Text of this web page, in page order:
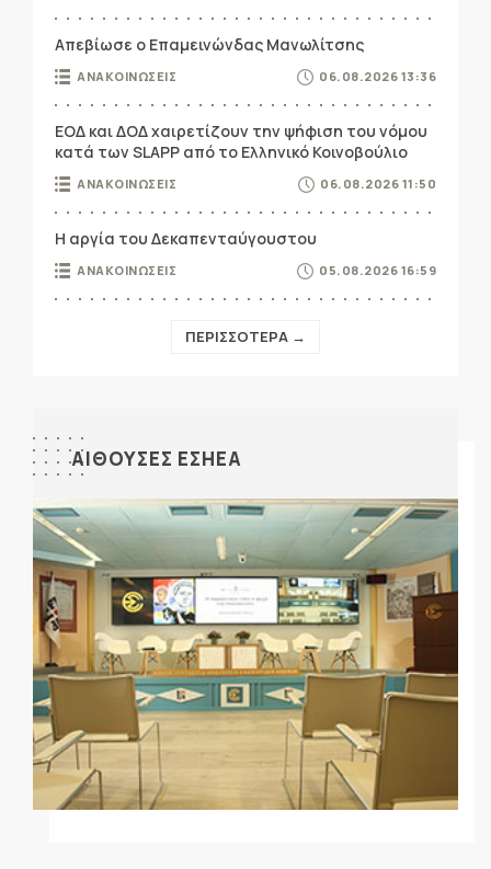
Απεβίωσε ο Επαμεινώνδας Μανωλίτσης
ΑΝΑΚΟΙΝΩΣΕΙΣ 06.08.2026 13:36
ΕΟΔ και ΔΟΔ χαιρετίζουν την ψήφιση του νόμου
κατά των SLAPP από το Ελληνικό Κοινοβούλιο
ΑΝΑΚΟΙΝΩΣΕΙΣ 06.08.2026 11:50
Η αργία του Δεκαπενταύγουστου
ΑΝΑΚΟΙΝΩΣΕΙΣ 05.08.2026 16:59
ΠΕΡΙΣΣΟΤΕΡΑ →
ΑΙΘΟΥΣΕΣ ΕΣΗΕΑ